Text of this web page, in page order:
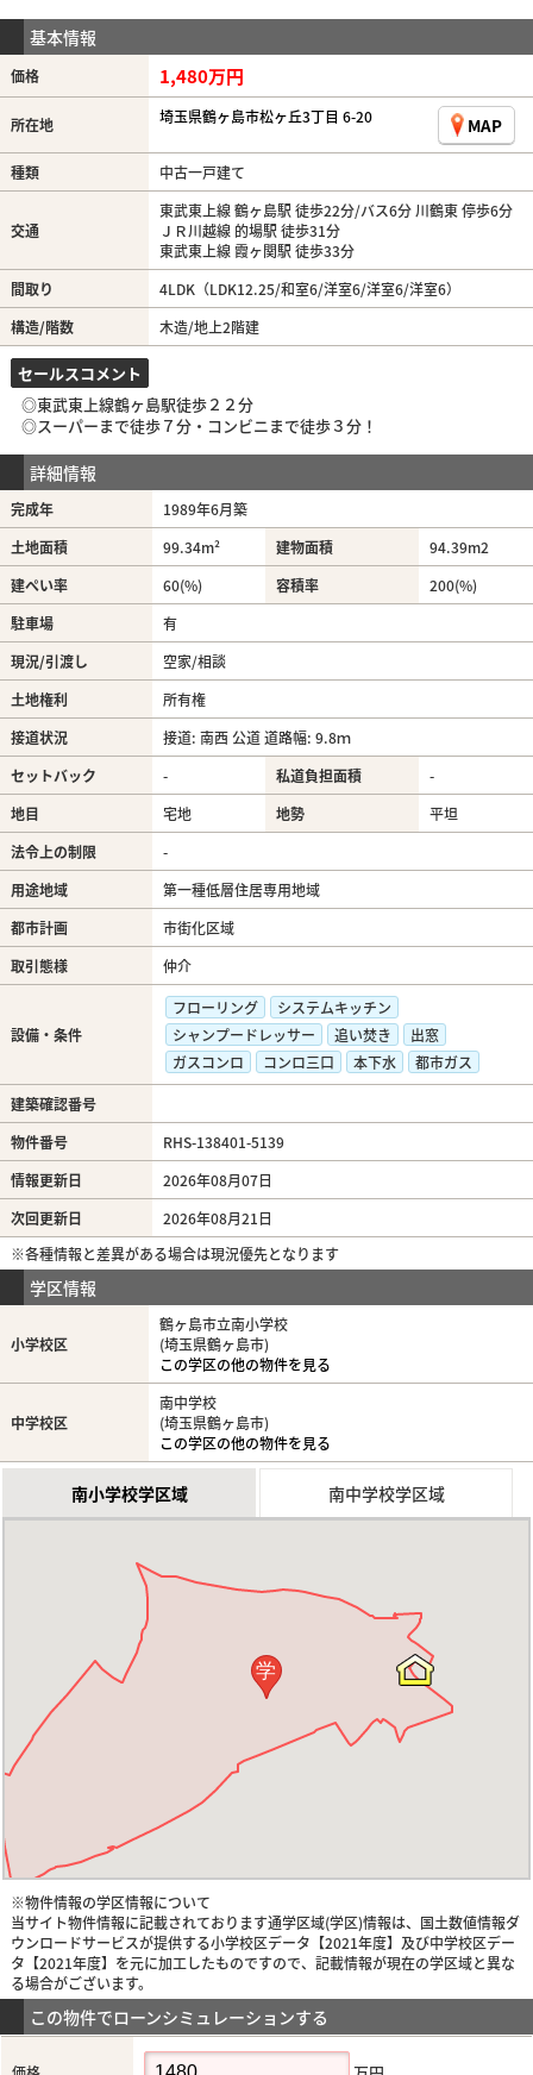
基本情報
価格 1,480万円
所在地 埼玉県鶴ヶ島市松ヶ丘3丁目 6-20 MAP
種類 中古一戸建て
交通
東武東上線 鶴ヶ島駅 徒歩22分/バス6分 川鶴東 停歩6分
ＪＲ川越線 的場駅 徒歩31分
東武東上線 霞ヶ関駅 徒歩33分
間取り
4LDK（LDK12.25/和室6/洋室6/洋室6/洋室6）
構造/階数
木造/地上2階建
セールスコメント
◎東武東上線鶴ヶ島駅徒歩２２分
◎スーパーまで徒歩７分・コンビニまで徒歩３分！
詳細情報
完成年
1989年6月築
土地面積
99.34m² 建物面積 94.39m2
建ぺい率
60(%) 容積率
200(%)
駐車場
有
現況/引渡し
空家/相談
土地権利
所有権
接道状況
接道: 南西 公道 道路幅: 9.8ｍ
セットバック
- 私道負担面積
-
地目
宅地 地勢
平坦
法令上の制限
-
用途地域
第一種低層住居専用地域
都市計画
市街化区域
取引態様
仲介
設備・条件
フローリング
システムキッチン
シャンプードレッサー
追い焚き
出窓
ガスコンロ
コンロ三口 本下水 都市ガス
建築確認番号
物件番号
RHS-138401-5139
情報更新日
2026年08月07日
次回更新日
2026年08月21日
※各種情報と差異がある場合は現況優先となります
学区情報
小学校区
鶴ヶ島市立南小学校
(埼玉県鶴ヶ島市)
この学区の他の物件を見る
中学校区
南中学校
(埼玉県鶴ヶ島市)
この学区の他の物件を見る
南小学校学区域 南中学校学区域
学
※物件情報の学区情報について
当サイト物件情報に記載されております通学区域(学区)情報は、国土数値情報ダ
ウンロードサービスが提供する小学校区データ【2021年度】及び中学校区デー
タ【2021年度】を元に加工したものですので、記載情報が現在の学区域と異な
る場合がございます。
この物件でローンシミュレーションする